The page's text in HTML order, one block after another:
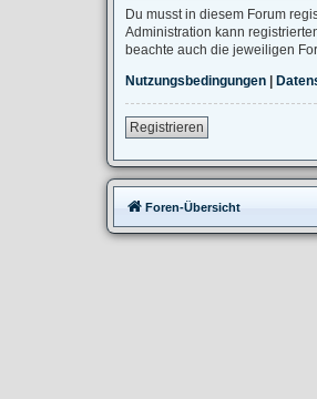
Du musst in diesem Forum
Administration kann
beachte auch die jeweiligen
Nutzungsbedingungen
Registrieren
Foren-Übersicht